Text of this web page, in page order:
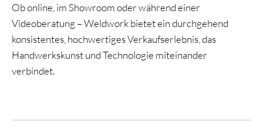
Ob online, im Showroom oder während einer
Videoberatung – Weldwork bietet ein durchgehend
konsistentes, hochwertiges Verkaufserlebnis, das
Handwerkskunst und Technologie miteinander
verbindet.